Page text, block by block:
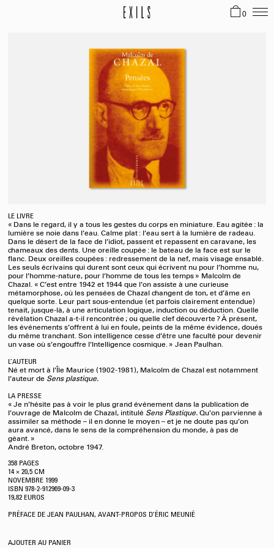
0
LE LIVRE
« Dans le regard, il y a tous les gestes du corps en miniature. Eau agitée : la
lumière se noie dans l’eau. Calme plat : l’eau sert à la lumière de radeau.
Dans le désert de la face de l’idiot, passent et repassent en caravane, les
chameaux des dents. Une oreille coupée : le bateau de la face est sur le
flanc. Deux oreilles coupées : redressement de la nef, mais visage ensablé.
Les seuls écrivains qui durent sont ceux qui écrivent nu pour l’homme nu,
pour l’homme-nature, pour l’homme de tous les temps » Malcolm de
Chazal. « C’est entre 1942 et 1944 que l’on assiste à une curieuse
métamorphose, où les pensées de Chazal changent de ton, et d’âme en
quelque sorte. Leur part sous-entendue (et parfois clairement entendue)
tenait, jusque-là, à une articulation logique, induction ou déduction. Quelle
révélation Chazal a-t-il rencontrée ; ou quelle clef découverte ? À présent,
les événements s’offrent à lui en foule, peints de la même évidence, doués
du même tranchant. Son intelligence cesse d’être une faculté pour devenir
un vase où s’engouffre l’Intelligence cosmique. » Jean Paulhan.
L’AUTEUR
Né et mort à l’Île Maurice (1902-1981), Malcolm de Chazal est notamment
l’auteur de Sens plastique.
LA PRESSE
« Je n’hésite pas à voir le plus grand événement dans la publication de
l’ouvrage de Malcolm de Chazal, intitulé Sens Plastique. Qu’on parvienne à
assimiler sa méthode – il en donne le moyen – et je ne doute pas qu’on
aura avancé, dans le sens de la compréhension du monde, à pas de
géant. »
André Breton, octobre 1947.
358 PAGES
14 × 20,5 CM
NOVEMBRE 1999
ISBN 978-2-912969-09-3
19,82 EUROS
PRÉFACE DE JEAN PAULHAN, AVANT-PROPOS D’ÉRIC MEUNIÉ
AJOUTER AU PANIER